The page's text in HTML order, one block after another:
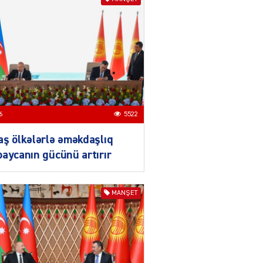
Ekranlardan uzaq qalan
məşhur aktrisanın yeni
qazanc mənbəyi ortaya
2182
Hüseyn Həsənov haqqında
həbs qərarı verildi –
İlham Əliyev bu rayona yeni
icra başçısı təyin etdi
04.08.2026 4413
Azərbaycan mina problemi
5522
ölkələrlə əməkdaşlıq
gücünü artırır
MANŞET